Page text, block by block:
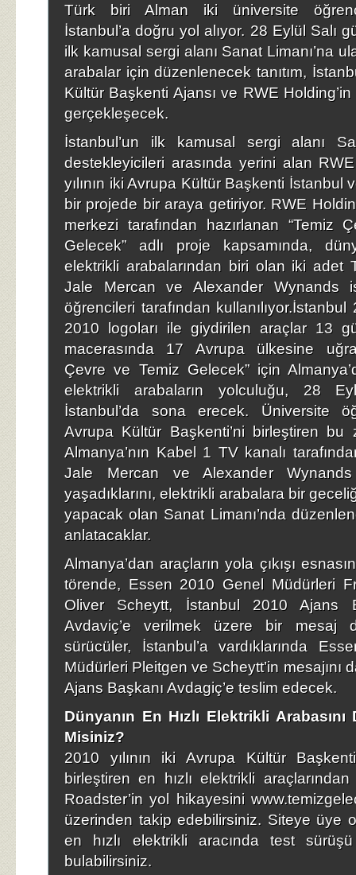
Türk biri Alman iki üniversite
İstanbul’a doğru yol alıyor. 28 Eylül Salı
ilk kamusal sergi alanı Sanat Limanı’na
arabalar için düzenlenecek tanıtım,
Kültür Başkenti Ajansı ve RWE
gerçekleşecek.
İstanbul’un ilk kamusal sergi alanı
destekleyicileri arasında yerini alan
yılının iki Avrupa Kültür Başkenti İstanbul
bir projede bir araya getiriyor. RWE
merkezi tarafından hazırlanan “Temiz
Gelecek” adlı proje kapsamında,
elektrikli arabalarından biri olan iki adet
Jale Mercan ve Alexander Wynands
öğrencileri tarafından
2010 logoları ile giydirilen araçlar 13
macerasında 17 Avrupa ülkesine
Çevre ve Temiz Gelecek” için
elektrikli arabaların yolculuğu, 28
İstanbul’da sona erecek. Üniversite
Avrupa Kültür Başkenti’ni birleştiren bu
Almanya’nın Kabel 1 TV kanalı
Jale Mercan ve Alexander
yaşadıklarını, elektrikli arabalara bir
yapacak olan Sanat Limanı’nda
anlatacaklar.
Almanya’dan araçların yola çıkışı
törende, Essen 2010 Genel Müdürleri
Oliver Scheytt, İstanbul 2010 Ajans
Avdaviç’e verilmek üzere bir mesaj
sürücüler, İstanbul’a vardıklarında
Müdürleri Pleitgen ve Scheytt’in mesajını
Ajans Başkanı Avdagiç’e teslim edecek.
Dünyanın En Hızlı Elektrikli
Misiniz?
2010 yılının iki Avrupa Kültür
birleştiren en hızlı elektrikli
Roadster’in yol hikayesini
üzerinden takip edebilirsiniz. Siteye üye
en hızlı elektrikli aracında test
bulabilirsiniz.